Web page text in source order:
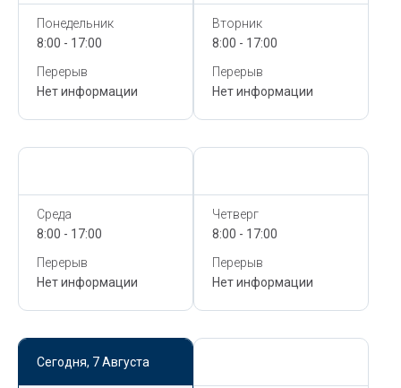
Понедельник
8:00 - 17:00
Перерыв
Нет информации
Вторник
8:00 - 17:00
Перерыв
Нет информации
Среда
8:00 - 17:00
Перерыв
Нет информации
Четверг
8:00 - 17:00
Перерыв
Нет информации
Сегодня, 7 Августа